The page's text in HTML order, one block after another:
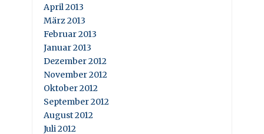
April 2013
März 2013
Februar 2013
Januar 2013
Dezember 2012
November 2012
Oktober 2012
September 2012
August 2012
Juli 2012